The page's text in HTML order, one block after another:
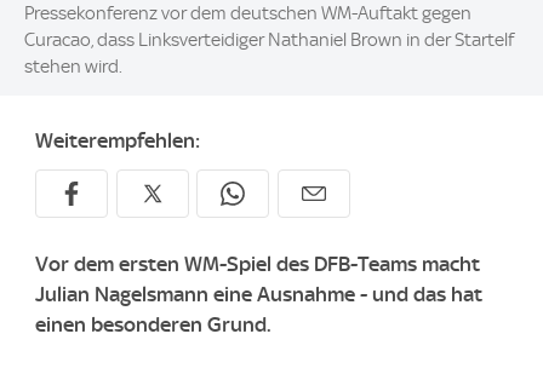
Pressekonferenz vor dem deutschen WM-Auftakt gegen
Curacao, dass Linksverteidiger Nathaniel Brown in der Startelf
stehen wird.
Weiterempfehlen:
Vor dem ersten WM-Spiel des DFB-Teams macht
Julian Nagelsmann eine Ausnahme - und das hat
einen besonderen Grund.